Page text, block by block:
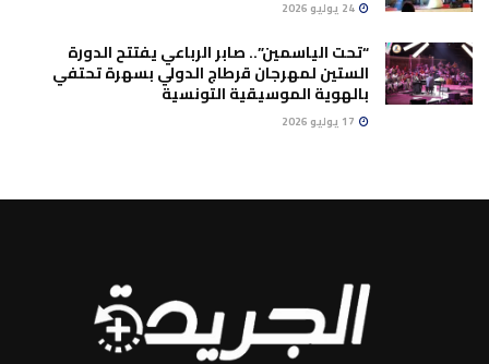
“تحت الياسمين”.. صابر الرباعي يفتتح الدورة
الستين لمهرجان قرطاج الدولي بسهرة تحتفي
بالهوية الموسيقية التونسية